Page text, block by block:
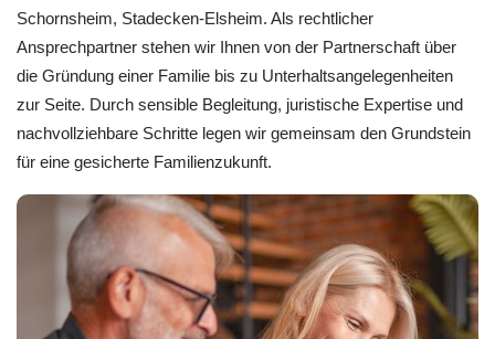
Schornsheim, Stadecken-Elsheim. Als rechtlicher
Ansprechpartner stehen wir Ihnen von der Partnerschaft über
die Gründung einer Familie bis zu Unterhaltsangelegenheiten
zur Seite. Durch sensible Begleitung, juristische Expertise und
nachvollziehbare Schritte legen wir gemeinsam den Grundstein
für eine gesicherte Familienzukunft.